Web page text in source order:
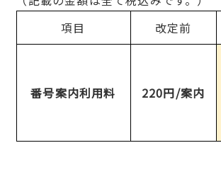
項目
改定前
番号案内利用料 220円/案内